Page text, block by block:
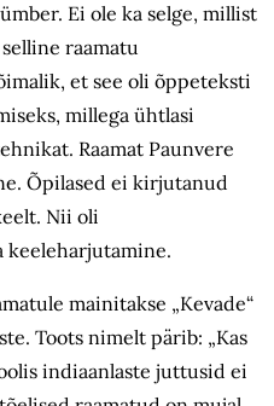
Ei ole ka selge, millist
raamatu
et see oli õppeteksti
millega ühtlasi
Raamat Paunvere
Õpilased ei kirjutanud
Nii oli
mainitakse „Kevade“
Toots nimelt pärib: „Kas
indiaanlaste juttusid ei